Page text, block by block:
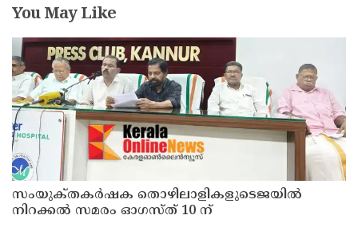
You May Like
സംയുക്‌തകർഷക തൊഴിലാളികളുടെജയിൽ
നിറക്കൽ സമരം ഓഗസ്ത് 10 ന്